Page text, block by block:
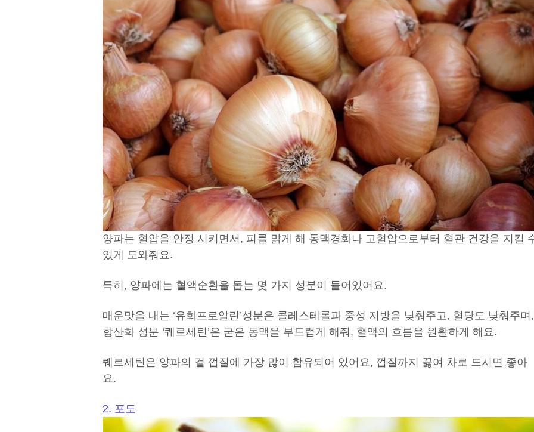
양파는 혈압을 안정 시키면서, 피를 맑게 해 동맥경화나 고혈압으로부터 혈관 건강을 지킬
있게 도와줘요.
특히, 양파에는 혈액순환을 돕는 몇 가지 성분이 들어있어요.
매운맛을 내는 ‘유화프로알린’성분은 콜레스테롤과 중성 지방을 낮춰주고, 혈당도 낮춰주며,
항산화 성분 ‘퀘르세틴’은 굳은 동맥을 부드럽게 해줘, 혈액의 흐름을 원활하게 해요.
퀘르세틴은 양파의 겉 껍질에 가장 많이 함유되어 있어요, 껍질까지 끓여 차로 드시면 좋아
요.
2. 포도